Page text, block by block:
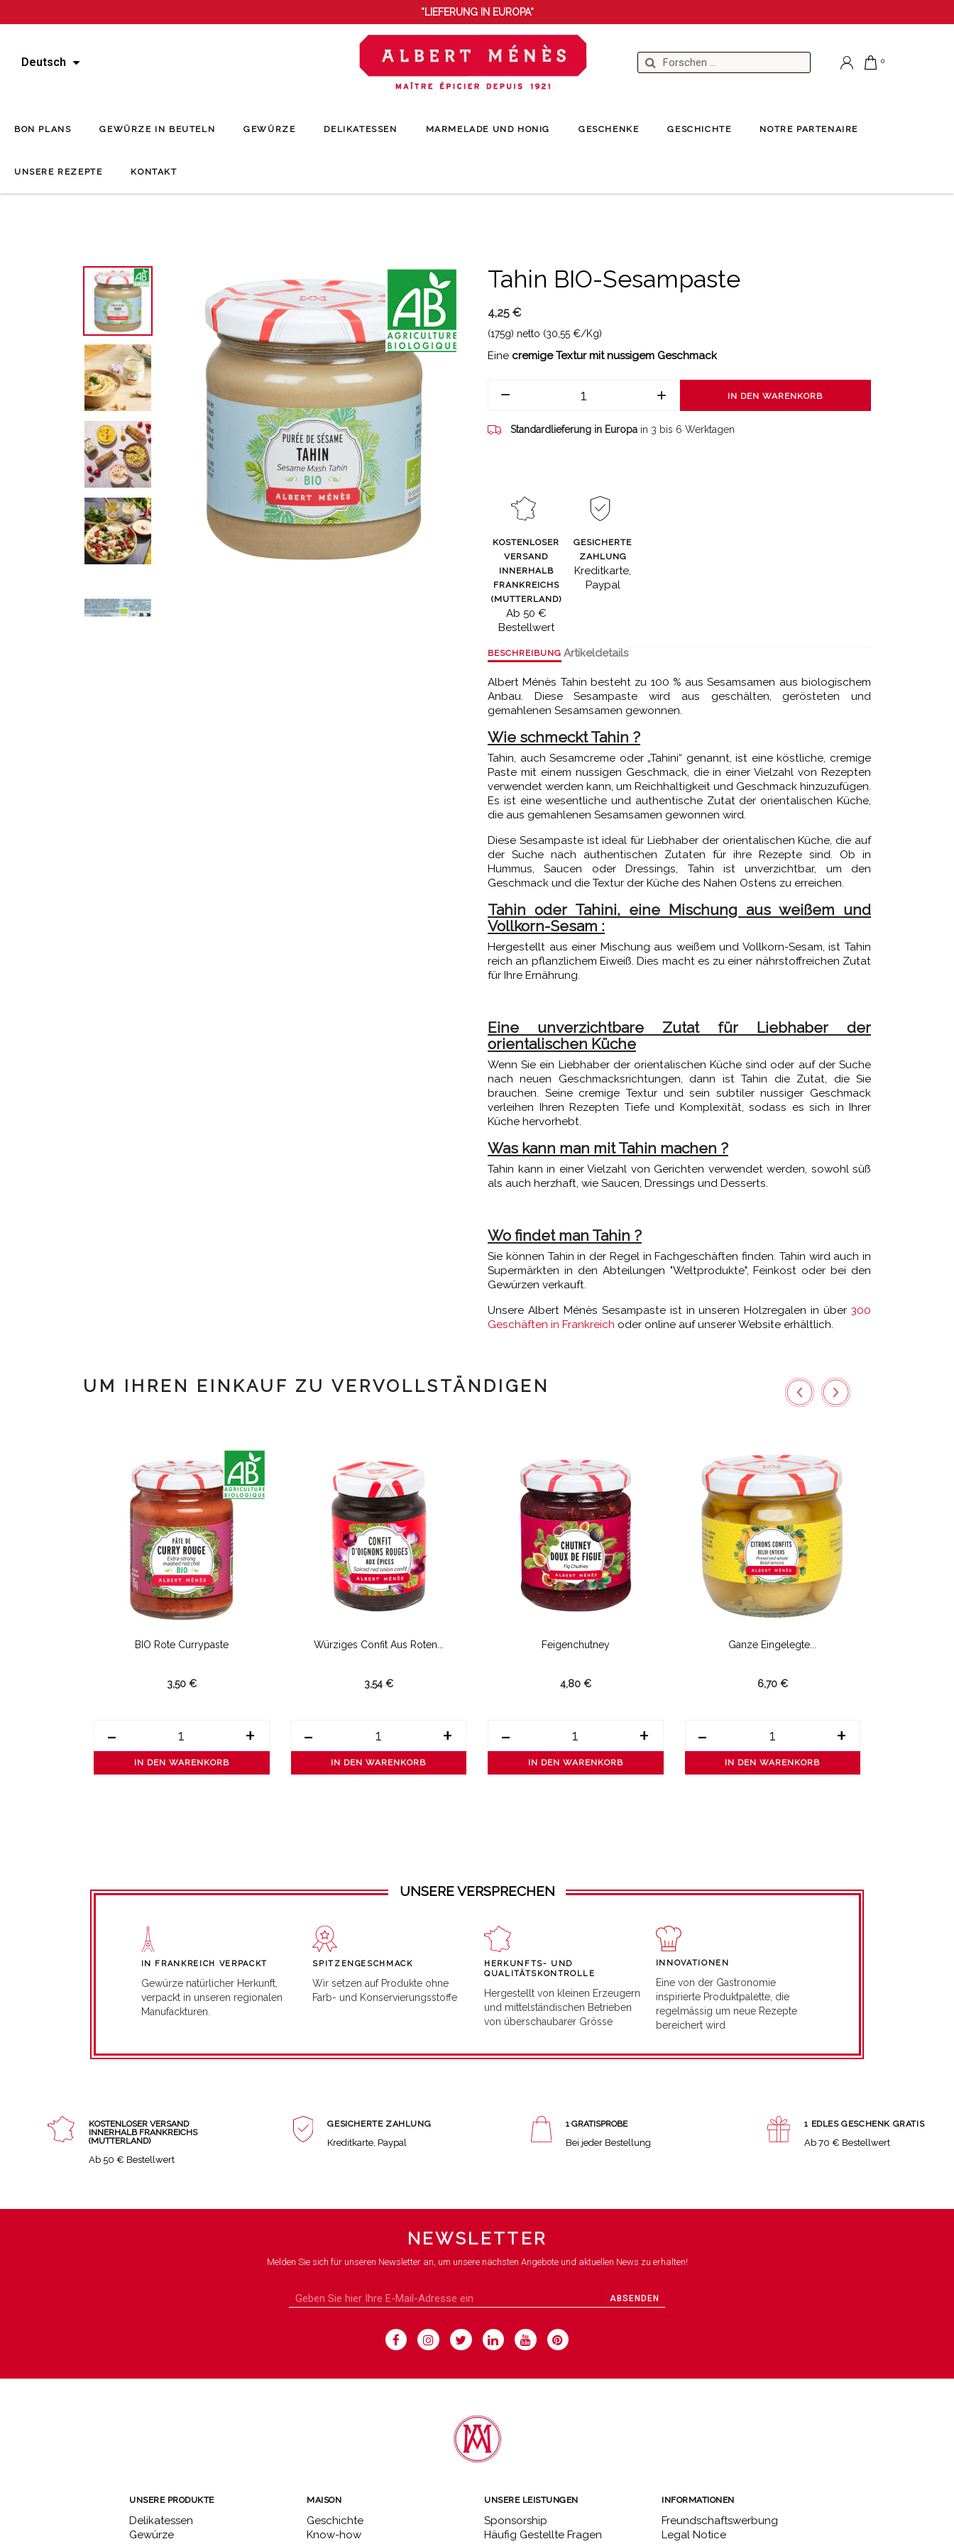
*LIEFERUNG IN EUROPA*
Deutsch
BON PLANS GEWÜRZE IN BEUTELN GEWÜRZE DELIKATESSEN MARMELADE UND HONIG GESCHENKE GESCHICHTE NOTRE PARTENAIRE
UNSERE REZEPTE KONTAKT
Tahin BIO-Sesampaste
4,25 €
(175g) netto (30,55 €/Kg)
Eine cremige Textur mit nussigem Geschmack
IN DEN WARENKORB
Standardlieferung in Europa in 3 bis 6 Werktagen
KOSTENLOSER
VERSAND
INNERHALB
FRANKREICHS
(MUTTERLAND)
Ab 50 €
Bestellwert
GESICHERTE
ZAHLUNG
Kreditkarte,
Paypal
BESCHREIBUNG Artikeldetails
Albert Ménès Tahin besteht zu 100 % aus Sesamsamen aus biologischem
Anbau. Diese Sesampaste wird aus geschälten, gerösteten und
gemahlenen Sesamsamen gewonnen.
Wie schmeckt Tahin ?
Tahin, auch Sesamcreme oder „Tahini“ genannt, ist eine köstliche, cremige
Paste mit einem nussigen Geschmack, die in einer Vielzahl von Rezepten
verwendet werden kann, um Reichhaltigkeit und Geschmack hinzuzufügen.
Es ist eine wesentliche und authentische Zutat der orientalischen Küche,
die aus gemahlenen Sesamsamen gewonnen wird.
Diese Sesampaste ist ideal für Liebhaber der orientalischen Küche, die auf
der Suche nach authentischen Zutaten für ihre Rezepte sind. Ob in
Hummus, Saucen oder Dressings, Tahin ist unverzichtbar, um den
Geschmack und die Textur der Küche des Nahen Ostens zu erreichen.
Tahin oder Tahini, eine Mischung aus weißem und
Vollkorn-Sesam :
Hergestellt aus einer Mischung aus weißem und Vollkorn-Sesam, ist Tahin
reich an pflanzlichem Eiweiß. Dies macht es zu einer nährstoffreichen Zutat
für Ihre Ernährung.
Eine unverzichtbare Zutat für Liebhaber der
orientalischen Küche
Wenn Sie ein Liebhaber der orientalischen Küche sind oder auf der Suche
nach neuen Geschmacksrichtungen, dann ist Tahin die Zutat, die Sie
brauchen. Seine cremige Textur und sein subtiler nussiger Geschmack
verleihen Ihren Rezepten Tiefe und Komplexität, sodass es sich in Ihrer
Küche hervorhebt.
Was kann man mit Tahin machen ?
Tahin kann in einer Vielzahl von Gerichten verwendet werden, sowohl süß
als auch herzhaft, wie Saucen, Dressings und Desserts.
Wo findet man Tahin ?
Sie können Tahin in der Regel in Fachgeschäften finden. Tahin wird auch in
Supermärkten in den Abteilungen "Weltprodukte", Feinkost oder bei den
Gewürzen verkauft.
Unsere Albert Ménès Sesampaste ist in unseren Holzregalen in über 300
Geschäften in Frankreich oder online auf unserer Website erhältlich.
UM IHREN EINKAUF ZU VERVOLLSTÄNDIGEN
BIO Rote Currypaste
3,50 €
- +
IN DEN WARENKORB
Würziges Confit Aus Roten...
3,54 €
- +
IN DEN WARENKORB
Feigenchutney
4,80 €
- +
IN DEN WARENKORB
Ganze Eingelegte...
6,70 €
- +
IN DEN WARENKORB
UNSERE VERSPRECHEN
IN FRANKREICH VERPACKT
Gewürze natürlicher Herkunft,
verpackt in unseren regionalen
Manufackturen.
SPITZENGESCHMACK
Wir setzen auf Produkte ohne
Farb- und Konservierungsstoffe
HERKUNFTS- UND
QUALITÄTSKONTROLLE
Hergestellt von kleinen Erzeugern
und mittelständischen Betrieben
von überschaubarer Grösse
INNOVATIONEN
Eine von der Gastronomie
inspirierte Produktpalette, die
regelmässig um neue Rezepte
bereichert wird
KOSTENLOSER VERSAND
INNERHALB FRANKREICHS
(MUTTERLAND)
Ab 50 € Bestellwert
GESICHERTE ZAHLUNG
Kreditkarte, Paypal
1 GRATISPROBE
Bei jeder Bestellung
1 EDLES GESCHENK GRATIS
Ab 70 € Bestellwert
NEWSLETTER
Melden Sie sich für unseren Newsletter an, um unsere nächsten Angebote und aktuellen News zu erhalten!
ABSENDEN
UNSERE PRODUKTE
Delikatessen
Gewürze
MAISON
Geschichte
Know-how
UNSERE LEISTUNGEN
Sponsorship
Häufig Gestellte Fragen
INFORMATIONEN
Freundschaftswerbung
Legal Notice